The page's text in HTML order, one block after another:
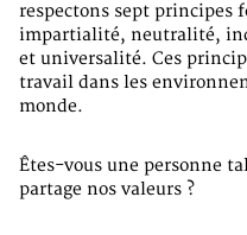
respectons sept principes
impartialité, neutralité,
et universalité. Ces
travail dans les
monde.
Êtes-vous une personne
partage nos valeurs ?